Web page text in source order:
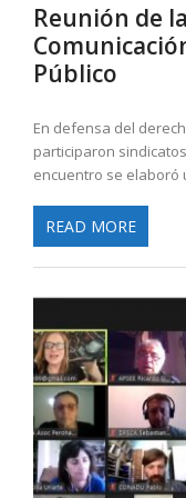
Reunión de
Público
En defensa del
participaron sindicatos
encuentro se elaboró
READ MORE